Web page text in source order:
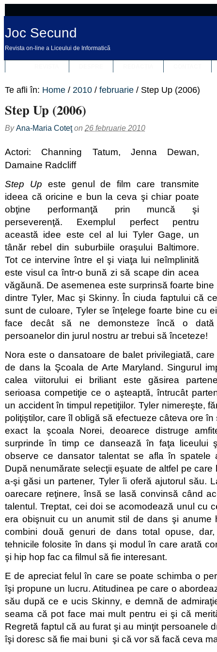
Joc Secund
Revista on-line a Liceului de Informatică
Te afli în: Home / 2010 / februarie / Step Up (2006)
Step Up (2006)
By Ana-Maria Coteţon 26 februarie 2010
Actori: Channing Tatum, Jenna Dewan,
Damaine Radcliff
Step Up este genul de film care transmite
ideea că oricine e bun la ceva şi chiar poate
obţine performanţă prin muncă şi
perseverenţă. Exemplul perfect pentru
această idee este cel al lui Tyler Gage, un
tânăr rebel din suburbiile oraşului Baltimore.
Tot ce intervine între el şi viaţa lui neîmplinită
este visul ca într-o bună zi să scape din acea
văgăună. De asemenea este surprinsă foarte
dintre Tyler, Mac şi Skinny. În ciuda faptului că
sunt de culoare, Tyler se înţelege foarte bine cu
face decât să ne demonsteze încă o dată
persoanelor din jurul nostru ar trebui să înceteze!
Nora este o dansatoare de balet privilegiată,
de dans la Şcoala de Arte Maryland. Singurul
calea viitorului ei briliant este găsirea
serioasa competiţie ce o aşteaptă, întrucât
un accident în timpul repetiţiilor. Tyler nimereşte,
poliţiştilor, care îl obligă să efectueze câteva ore în
exact la şcoala Norei, deoarece distruge
surprinde în timp ce dansează în faţa liceului
observe ce dansator talentat se afla în spatele
După nenumărate selecţii eşuate de altfel pe care
a-şi găsi un partener, Tyler îi oferă ajutorul său.
oarecare reţinere, însă se lasă convinsă când
talentul. Treptat, cei doi se acomodează unul cu
era obişnuit cu un anumit stil de dans şi anume
combini două genuri de dans total opuse,
tehnicile folosite în dans şi modul în care arată
şi hip hop fac ca filmul să fie interesant.
E de apreciat felul în care se poate schimba o
îşi propune un lucru. Atitudinea pe care o
său după ce e ucis Skinny, e demnă de
seama că pot face mai mult pentru ei şi că
Regretă faptul că au furat şi au minţit persoanele
îşi doresc să fie mai buni şi că vor să facă ceva